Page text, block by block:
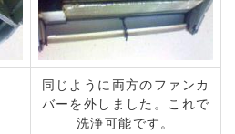
同じように両方のファンカ
バーを外しました。これで
洗浄可能です。